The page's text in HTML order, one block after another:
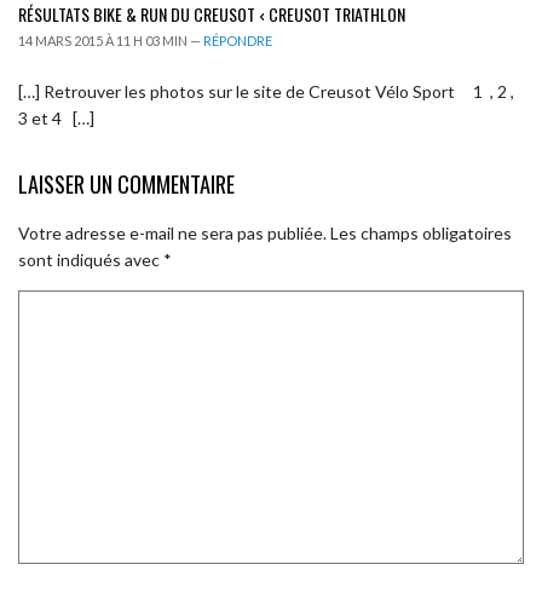
RÉSULTATS BIKE & RUN DU CREUSOT ‹ CREUSOT TRIATHLON
14 MARS 2015 À 11 H 03 MIN — RÉPONDRE
[…] Retrouver les photos sur le site de Creusot Vélo Sport 1 , 2 ,
3 et 4 […]
LAISSER UN COMMENTAIRE
Votre adresse e-mail ne sera pas publiée.Les champs obligatoires
sont indiqués avec *